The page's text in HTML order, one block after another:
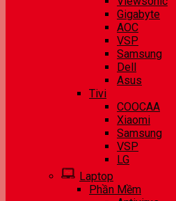
Gigabyte
AOC
VSP
Samsung
Dell
Asus
Tivi
COOCAA
Xiaomi
Samsung
VSP
LG
Laptop
Phần Mềm